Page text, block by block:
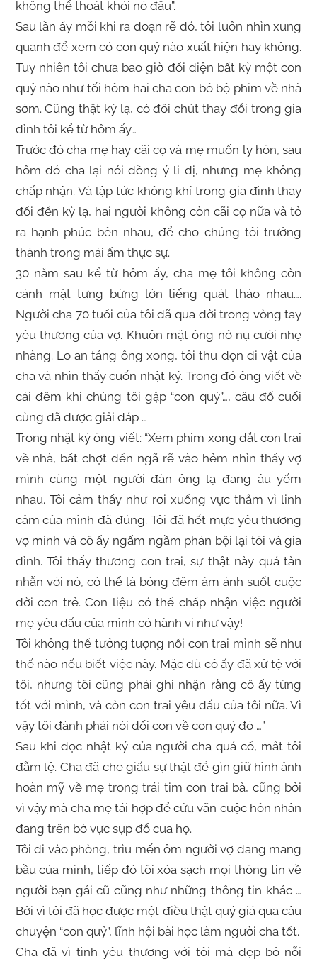
không thể thoát khỏi nó đâu”.
Sau lần ấy mỗi khi ra đoạn rẽ đó, tôi luôn nhìn xung
quanh để xem có con quỷ nào xuất hiện hay không.
Tuy nhiên tôi chưa bao giờ đối diện bất kỳ một con
quỷ nào như tối hôm hai cha con bỏ bộ phim về nhà
sớm. Cũng thật kỳ lạ, có đôi chút thay đổi trong gia
đình tôi kể từ hôm ấy…
Trước đó cha mẹ hay cãi cọ và mẹ muốn ly hôn, sau
hôm đó cha lại nói đồng ý li dị, nhưng mẹ không
chấp nhận. Và lập tức không khí trong gia đình thay
đổi đến kỳ lạ, hai người không còn cãi cọ nữa và tỏ
ra hạnh phúc bên nhau, để cho chúng tôi trưởng
thành trong mái ấm thực sự.
30 năm sau kể từ hôm ấy, cha mẹ tôi không còn
cảnh mặt tưng bừng lớn tiếng quát tháo nhau….
Người cha 70 tuổi của tôi đã qua đời trong vòng tay
yêu thương của vợ. Khuôn mặt ông nở nụ cười nhẹ
nhàng. Lo an táng ông xong, tôi thu dọn di vật của
cha và nhìn thấy cuốn nhật ký. Trong đó ông viết về
cái đêm khi chúng tôi gặp “con quỷ”…, câu đố cuối
cùng đã được giải đáp …
Trong nhật ký ông viết: “Xem phim xong dắt con trai
về nhà, bất chợt đến ngã rẽ vào hẻm nhìn thấy vợ
mình cùng một người đàn ông lạ đang âu yếm
nhau. Tôi cảm thấy như rơi xuống vực thẳm vì linh
cảm của mình đã đúng. Tôi đã hết mực yêu thương
vợ mình và cô ấy ngấm ngầm phản bội lại tôi và gia
đình. Tôi thấy thương con trai, sự thật này quá tàn
nhẫn với nó, có thể là bóng đêm ám ảnh suốt cuộc
đời con trẻ. Con liệu có thể chấp nhận việc người
mẹ yêu dấu của mình có hành vi như vậy!
Tôi không thể tưởng tượng nổi con trai mình sẽ như
thế nào nếu biết việc này. Mặc dù cô ấy đã xử tệ với
tôi, nhưng tôi cũng phải ghi nhận rằng cô ấy từng
tốt với mình, và còn con trai yêu dấu của tôi nữa. Vì
vậy tôi đành phải nói dối con về con quỷ đó …”
Sau khi đọc nhật ký của người cha quá cố, mắt tôi
đẫm lệ. Cha đã che giấu sự thật để gìn giữ hình ảnh
hoàn mỹ về mẹ trong trái tim con trai bà, cũng bởi
vì vậy mà cha mẹ tái hợp để cứu vãn cuộc hôn nhân
đang trên bờ vực sụp đổ của họ.
Tôi đi vào phòng, trìu mến ôm người vợ đang mang
bầu của mình, tiếp đó tôi xóa sạch mọi thông tin về
người bạn gái cũ cũng như những thông tin khác …
Bởi vì tôi đã học được một điều thật quý giá qua câu
chuyện “con quỷ”, lĩnh hội bài học làm người cha tốt.
Cha đã vì tình yêu thương với tôi mà dẹp bỏ nỗi